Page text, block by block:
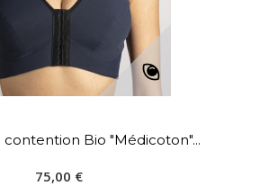
contention Bio "Médicoton"...
75,00 €